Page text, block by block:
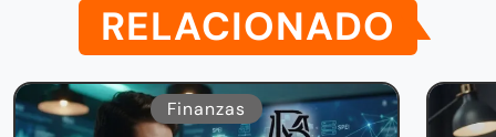
RELACIONADO
Finanzas